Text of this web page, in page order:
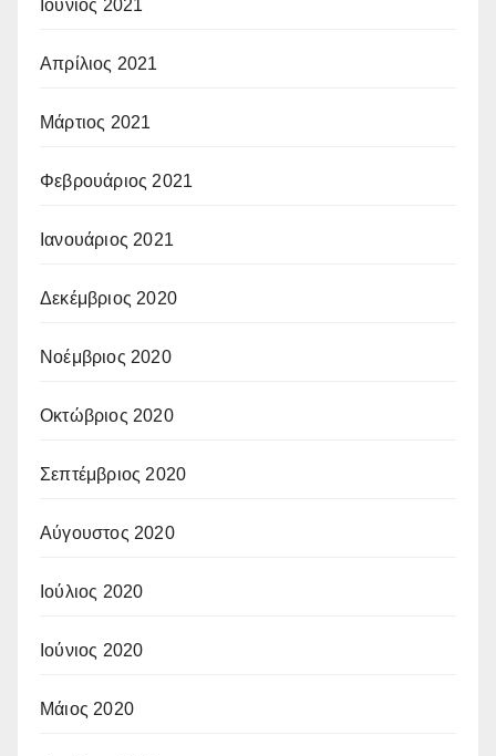
Ιούνιος 2021
Απρίλιος 2021
Μάρτιος 2021
Φεβρουάριος 2021
Ιανουάριος 2021
Δεκέμβριος 2020
Νοέμβριος 2020
Οκτώβριος 2020
Σεπτέμβριος 2020
Αύγουστος 2020
Ιούλιος 2020
Ιούνιος 2020
Μάιος 2020